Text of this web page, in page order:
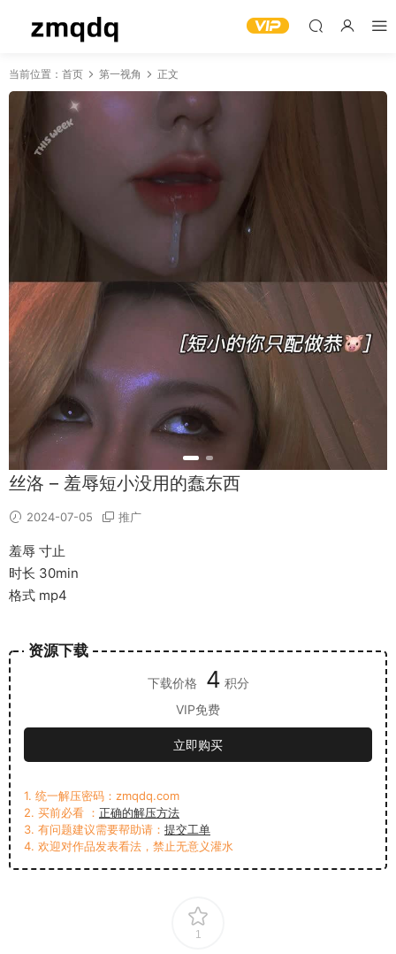
当前位置： 首页 第一视角 正文
丝洛 – 羞辱短小没用的蠢东西
2024-07-05 推广
羞辱 寸止
时长 30min
格式 mp4
资源下载
下载价格 4 积分
VIP免费
立即购买
1. 统一解压密码：zmqdq.com
2. 买前必看 ： 正确的解压方法
3. 有问题建议需要帮助请： 提交工单
4. 欢迎对作品发表看法，禁止无意义灌水
1